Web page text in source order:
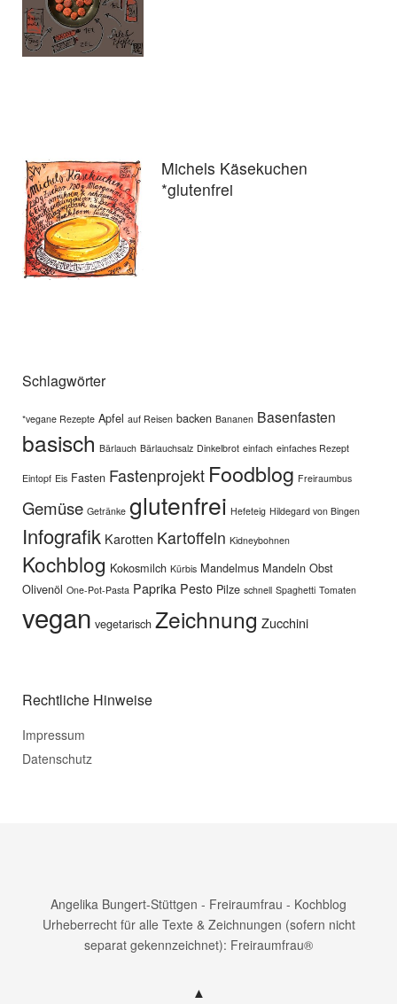
Michels Käsekuchen
*glutenfrei
Schlagwörter
*vegane Rezepte Apfel auf Reisen backen Bananen Basenfasten
basisch Bärlauch Bärlauchsalz Dinkelbrot einfach einfaches Rezept
Eintopf Eis Fasten Fastenprojekt Foodblog Freiraumbus
Gemüse Getränke glutenfrei Hefeteig Hildegard von Bingen
Infografik Karotten Kartoffeln Kidneybohnen
Kochblog Kokosmilch Kürbis Mandelmus Mandeln Obst
Olivenöl One-Pot-Pasta Paprika Pesto Pilze schnell Spaghetti Tomaten
vegan vegetarisch Zeichnung Zucchini
Rechtliche Hinweise
Impressum
Datenschutz
Angelika Bungert-Stüttgen - Freiraumfrau - Kochblog
Urheberrecht für alle Texte & Zeichnungen (sofern nicht
separat gekennzeichnet): Freiraumfrau®